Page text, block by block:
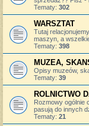
Tematy: 302
WARSZTAT
Tutaj
maszyn, a
Tematy: 398
MUZEA,
Opisy muzeów,
Tematy: 39
ROLNICTWO
Rozmowy ogólnie
pasują do innych
Tematy: 21